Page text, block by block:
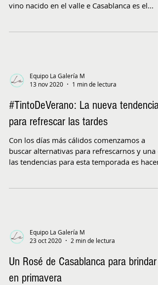
vino nacido en el valle e Casablanca es el...
Equipo La Galería M
13 nov 2020
1 min de lectura
#TintoDeVerano: La nueva tendencia
para refrescar las tardes
Con los días más cálidos comenzamos a
buscar alternativas para refrescarnos y una
las tendencias para esta temporada es
Equipo La Galería M
23 oct 2020
2 min de lectura
Un Rosé de Casablanca para brindar
en primavera